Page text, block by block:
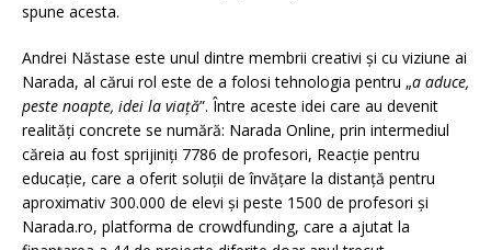
spune acesta.
Andrei Năstase este unul dintre membrii creativi și cu viziune ai
Narada, al cărui rol este de a folosi tehnologia pentru „a aduce,
peste noapte, idei la viață”. Între aceste idei care au devenit
realități concrete se numără: Narada Online, prin intermediul
căreia au fost sprijiniți 7786 de profesori, Reacție pentru
educație, care a oferit soluții de învățare la distanță pentru
aproximativ 300.000 de elevi și peste 1500 de profesori și
Narada.ro, platforma de crowdfunding, care a ajutat la